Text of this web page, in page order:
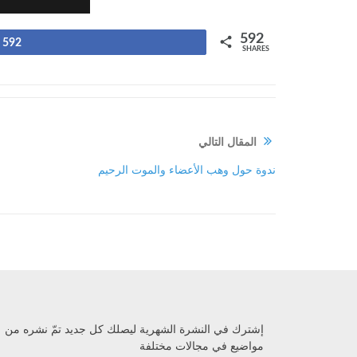
592 592
SHARES
المقال التالي
ندوة حول وهب الأعضاء والموت الرحيم
إشترك في النشرة الشهرية ليصلك كل جديد تمّ نشره من
مواضيع في مجالات مختلفة